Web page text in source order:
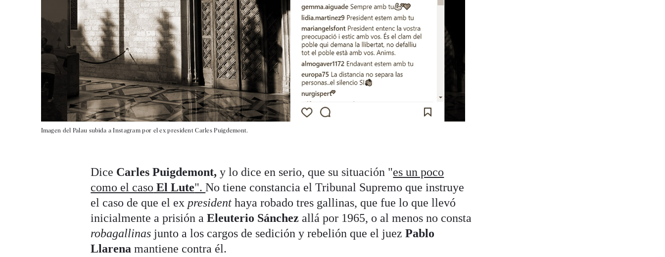
Imagen del Palau subida a Instagram por el ex president Carles Puigdemont.
Dice Carles Puigdemont, y lo dice en serio, que su situación "es un poco
como el caso El Lute".No tiene constancia el Tribunal Supremo que instruye
el caso de que el ex president haya robado tres gallinas, que fue lo que llevó
inicialmente a prisión aEleuterio Sánchez allá por 1965, o al menos no consta
robagallinas junto a los cargos de sedición y rebelión que el juezPablo
Llarena mantiene contra él.